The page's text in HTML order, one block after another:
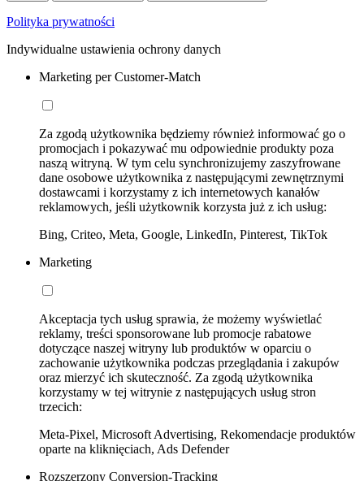
Polityka prywatności
Indywidualne ustawienia ochrony danych
Marketing per Customer-Match
Za zgodą użytkownika będziemy również informować go o
promocjach i pokazywać mu odpowiednie produkty poza
naszą witryną. W tym celu synchronizujemy zaszyfrowane
dane osobowe użytkownika z następującymi zewnętrznymi
dostawcami i korzystamy z ich internetowych kanałów
reklamowych, jeśli użytkownik korzysta już z ich usług:
Bing, Criteo, Meta, Google, LinkedIn, Pinterest, TikTok
Marketing
Akceptacja tych usług sprawia, że możemy wyświetlać
reklamy, treści sponsorowane lub promocje rabatowe
dotyczące naszej witryny lub produktów w oparciu o
zachowanie użytkownika podczas przeglądania i zakupów
oraz mierzyć ich skuteczność. Za zgodą użytkownika
korzystamy w tej witrynie z następujących usług stron
trzecich:
Meta-Pixel, Microsoft Advertising, Rekomendacje produktów
oparte na kliknięciach, Ads Defender
Rozszerzony Conversion-Tracking